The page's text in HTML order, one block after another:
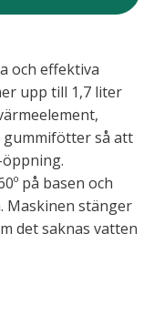
och effektiva
upp till 1,7 liter
så att
på basen och
Maskinen stänger
det saknas vatten